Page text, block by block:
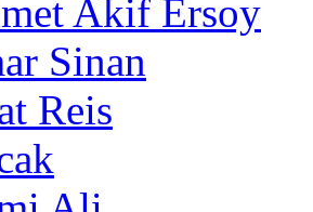
Akif Ersoy
Sinan
Reis